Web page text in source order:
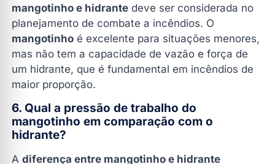
mangotinho e hidrante deve ser considerada no
planejamento de combate a incêndios. O
mangotinho é excelente para situações menores,
mas não tem a capacidade de vazão e força de
um hidrante, que é fundamental em incêndios de
maior proporção.
6. Qual a pressão de trabalho do
mangotinho em comparação com o
hidrante?
A diferença entre mangotinho e hidrante